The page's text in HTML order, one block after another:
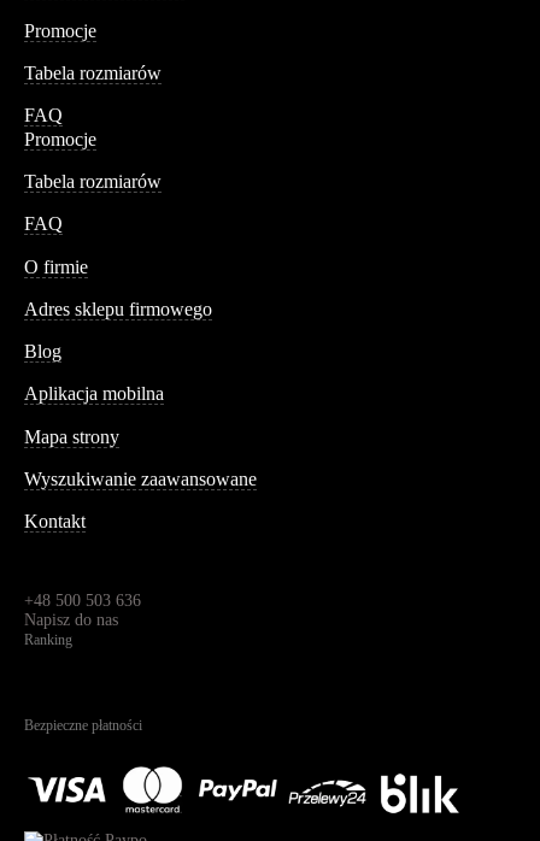
Promocje
Tabela rozmiarów
FAQ
Promocje
Tabela rozmiarów
FAQ
O firmie
Adres sklepu firmowego
Blog
Aplikacja mobilna
Mapa strony
Wyszukiwanie zaawansowane
Kontakt
+48 500 503 636
Napisz do nas
Ranking
Bezpieczne płatności